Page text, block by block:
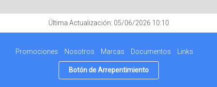
Última Actualización: 05/06/2026 10:10
Promociones Nosotros Marcas Documentos Links
Botón de Arrepentimiento